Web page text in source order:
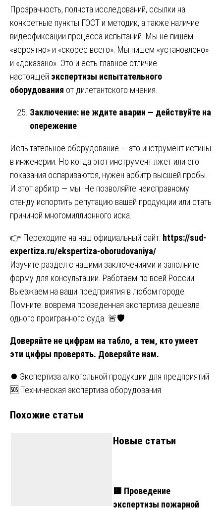
Прозрачность, полнота исследований, ссылки на
конкретные пункты ГОСТ и методик, а также наличие
видеофиксации процесса испытаний. Мы не пишем
«вероятно» и «скорее всего». Мы пишем «установлено»
и «доказано». Это и есть главное отличие
настоящей экспертизы испытательного
оборудования от дилетантского мнения.
Заключение: не ждите аварии — действуйте на
опережение
Испытательное оборудование — это инструмент истины
в инженерии. Но когда этот инструмент лжет или его
показания оспариваются, нужен арбитр высшей пробы.
И этот арбитр — мы. Не позволяйте неисправному
стенду испортить репутацию вашей продукции или стать
причиной многомиллионного иска.
👉 Переходите на наш официальный сайт: https://sud-
expertiza.ru/ekspertiza-oborudovaniya/
Изучите раздел с нашими заключениями и заполните
форму для консультации. Работаем по всей России.
Выезжаем на ваши предприятия в любом городе.
Помните: вовремя проведенная экспертиза дешевле
одного проигранного суда. 🚨🛡️
Доверяйте не цифрам на табло, а тем, кто умеет
эти цифры проверять. Доверяйте нам.
Навигация
по
записям
⏺️ Экспертиза алкогольной продукции для предприятий
🆘 Техническая экспертиза оборудования
Похожие статьи
Новые статьи
🟥 Проведение
экспертизы пожарной